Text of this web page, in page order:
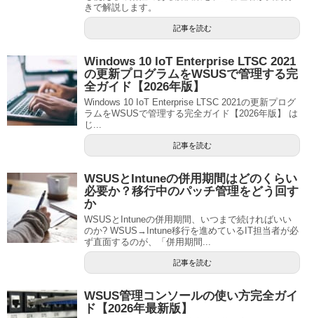
きで解説します。
記事を読む
Windows 10 IoT Enterprise LTSC 2021
の更新プログラムをWSUSで管理する完
全ガイド【2026年版】
Windows 10 IoT Enterprise LTSC 2021の更新プログ
ラムをWSUSで管理する完全ガイド【2026年版】 は
じ...
記事を読む
WSUSとIntuneの併用期間はどのくらい
必要か？移行中のパッチ管理をどう回す
か
WSUSとIntuneの併用期間、いつまで続ければいい
のか? WSUS→Intune移行を進めているIT担当者が必
ず直面するのが、「併用期間...
記事を読む
WSUS管理コンソールの使い方完全ガイ
ド【2026年最新版】